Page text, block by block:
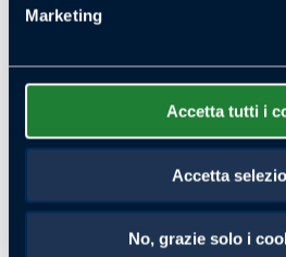
Marketing
Accetta tutti i
Accetta
No, grazie solo i
Il suo contratto con il Milan è valido
progetto tecnico. Tuttavia, le voci
Si parla di un possibile addio in
Premier League, della Liga e anche
Questa situazione rende il suo